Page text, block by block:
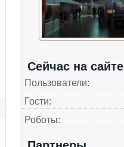
Сейчас на сайте
Пользователи:
Гости:
Роботы: